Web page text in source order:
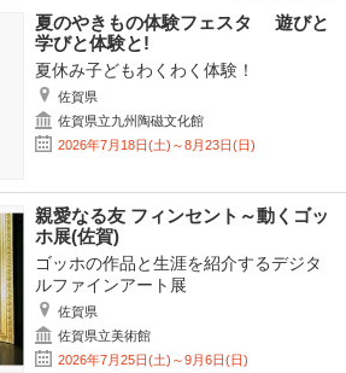
夏のやきもの体験フェスタ 遊びと
学びと体験と!
夏休み子どもわくわく体験！
佐賀県
佐賀県立九州陶磁文化館
2026年7月18日(土)～8月23日(日)
親愛なる友 フィンセント～動くゴッ
ホ展(佐賀)
ゴッホの作品と生涯を紹介するデジタ
ルファインアート展
佐賀県
佐賀県立美術館
2026年7月25日(土)～9月6日(日)